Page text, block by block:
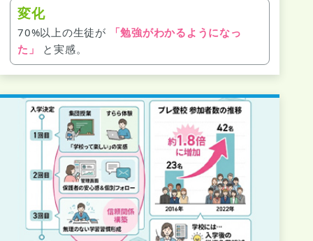
変化
70%以上の生徒が
「勉強がわかるようになっ
た」
と実感。